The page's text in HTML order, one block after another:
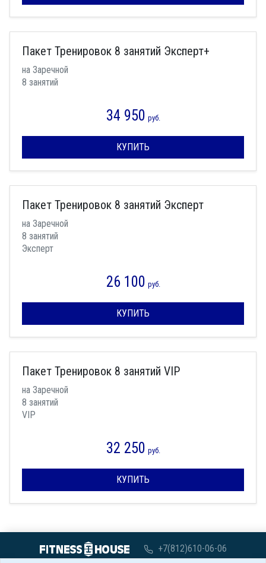
Пакет Тренировок 8 занятий Эксперт+
на Заречной
8 занятий
34 950 руб.
КУПИТЬ
Пакет Тренировок 8 занятий Эксперт
на Заречной
8 занятий
Эксперт
26 100 руб.
КУПИТЬ
Пакет Тренировок 8 занятий VIP
на Заречной
8 занятий
VIP
32 250 руб.
КУПИТЬ
+7(812)610-06-06